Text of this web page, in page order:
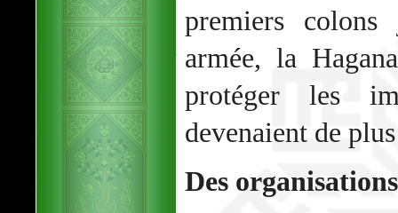
premiers
armée, la
protéger les
devenaient de
Des